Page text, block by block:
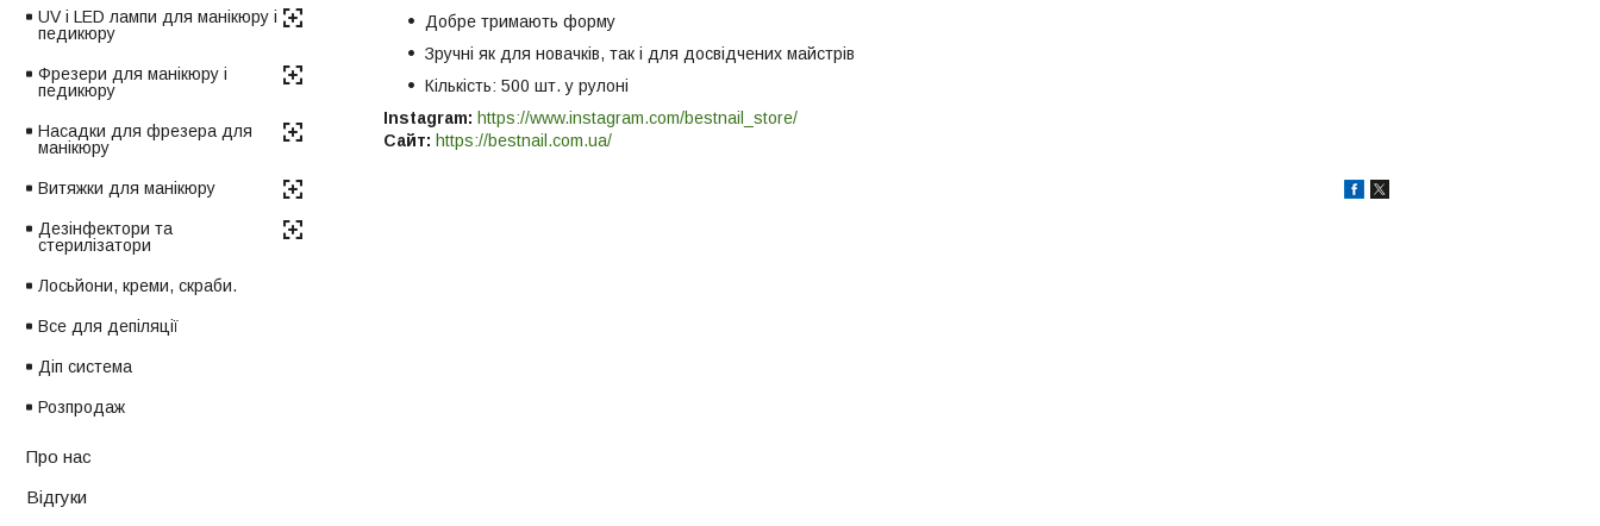
Добре тримають форму
Зручні як для новачків, так і для досвідчених майстрів
Кількість: 500 шт. у рулоні
Instagram: https://www.instagram.com/bestnail_store/
Сайт: https://bestnail.com.ua/
UV і LED лампи для манікюру і
педикюру
Фрезери для манікюру і
педикюру
Насадки для фрезера для
манікюру
Витяжки для манікюру
Дезінфектори та
стерилізатори
Лосьйони, креми, скраби.
Все для депіляції
Діп система
Розпродаж
Про нас
Відгуки